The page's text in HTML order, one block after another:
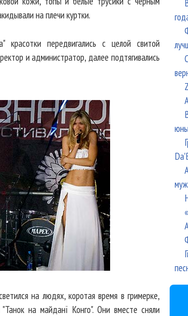
на плечи куртки.
передвигались с целой свитой
и администратор, далее подтягивались
на людях, коротая время в гримерке,
на майданї Конго". Они вместе сняли